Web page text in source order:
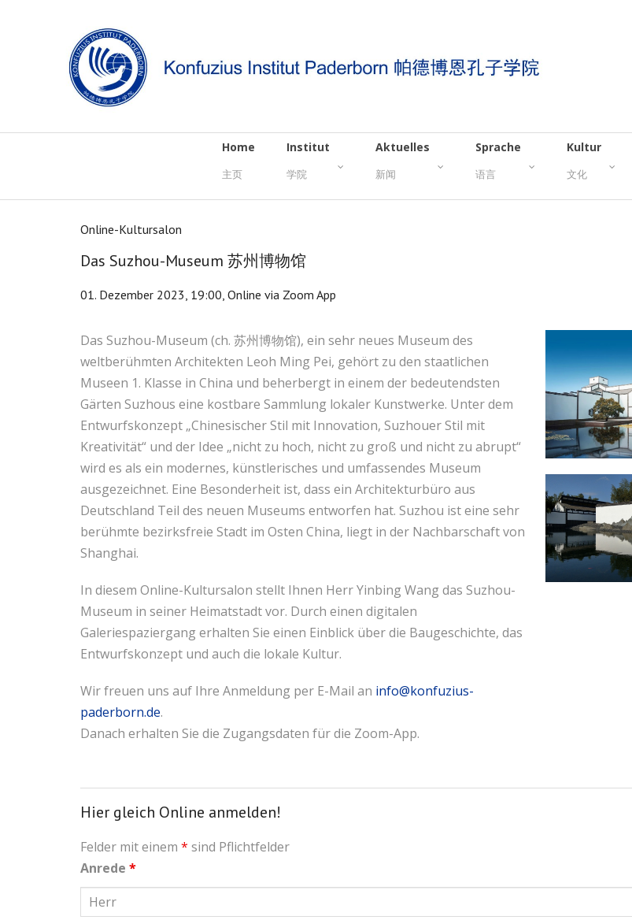
Home
主页
Institut
学院
Aktuelles
新闻
Sprache
语言
Kultur
文化
Online-Kultursalon
Das Suzhou-Museum 苏州博物馆
01. Dezember 2023, 19:00, Online via Zoom App
Das Suzhou-Museum (ch. 苏州博物馆), ein sehr neues Museum des
weltberühmten Architekten Leoh Ming Pei, gehört zu den staatlichen
Museen 1. Klasse in China und beherbergt in einem der bedeutendsten
Gärten Suzhous eine kostbare Sammlung lokaler Kunstwerke. Unter dem
Entwurfskonzept „Chinesischer Stil mit Innovation, Suzhouer Stil mit
Kreativität“ und der Idee „nicht zu hoch, nicht zu groß und nicht zu abrupt“
wird es als ein modernes, künstlerisches und umfassendes Museum
ausgezeichnet. Eine Besonderheit ist, dass ein Architekturbüro aus
Deutschland Teil des neuen Museums entworfen hat. Suzhou ist eine sehr
berühmte bezirksfreie Stadt im Osten China, liegt in der Nachbarschaft von
Shanghai.
In diesem Online-Kultursalon stellt Ihnen Herr Yinbing Wang das Suzhou-
Museum in seiner Heimatstadt vor. Durch einen digitalen
Galeriespaziergang erhalten Sie einen Einblick über die Baugeschichte, das
Entwurfskonzept und auch die lokale Kultur.
Wir freuen uns auf Ihre Anmeldung per E-Mail an info@konfuzius-
paderborn.de.
Danach erhalten Sie die Zugangsdaten für die Zoom-App.
Hier gleich Online anmelden!
Felder mit einem * sind Pflichtfelder
Anrede *